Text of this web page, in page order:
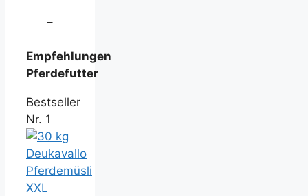
–
Empfehlungen
Pferdefutter
Bestseller
Nr. 1